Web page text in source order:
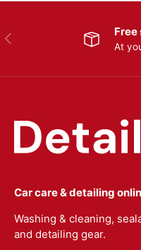
Previous
At
Car care & detailing
Washing & cleaning,
and detailing gear.